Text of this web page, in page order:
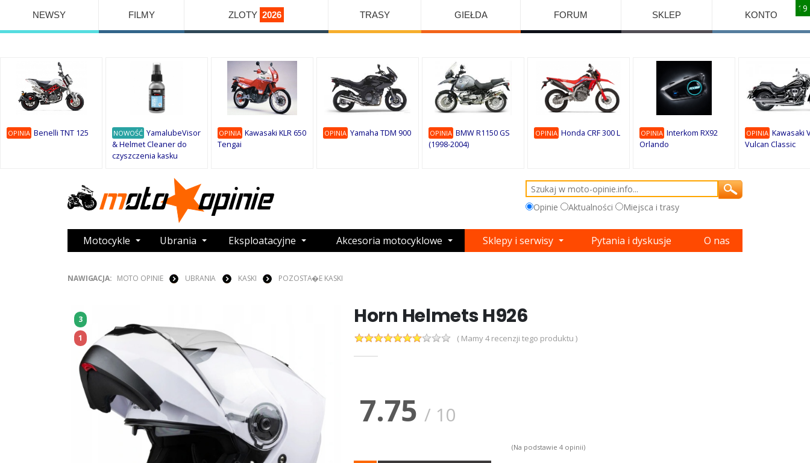
NEWSY FILMY ZLOTY 2026 TRASY GIEŁDA FORUM SKLEP KONTO
10
OPINIA Benelli TNT 125 NOWOŚĆ YamalubeVisor
& Helmet Cleaner do
czyszczenia kasku
10
OPINIA Kawasaki KLR 650
Tengai
8
OPINIA Yamaha TDM 900
7
OPINIA BMW R1150 GS
(1998-2004)
1
OPINIA Honda CRF 300 L
9
OPINIA Interkom RX92
Orlando
10
OPINIA Kawasaki
Vulcan Classic
10
9
9
Opinie Aktualności Miejsca i trasy
Motocykle Ubrania Eksploatacyjne Akcesoria motocyklowe Sklepy i serwisy Pytania i dyskusje O nas
NAWIGACJA: MOTO OPINIE UBRANIA KASKI POZOSTA�E KASKI
3
1
Horn Helmets H926
( Mamy 4 recenzji tego produktu )
7.75 / 10
(Na podstawie 4opinii)